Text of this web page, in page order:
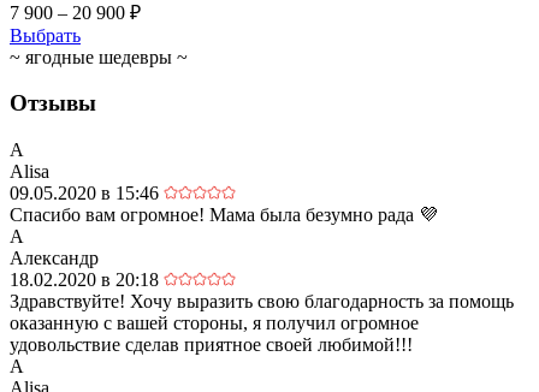
7 900 – 20 900 ₽
Выбрать
~ ягодные шедевры ~
Отзывы
A
Alisa
09.05.2020 в 15:46
Спасибо вам огромное! Мама была безумно рада 💜
А
Александр
18.02.2020 в 20:18
Здравствуйте! Хочу выразить свою благодарность за помощь
оказанную с вашей стороны, я получил огромное
удовольствие сделав приятное своей любимой!!!
A